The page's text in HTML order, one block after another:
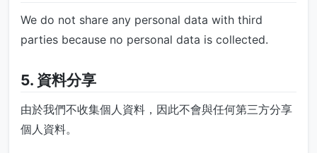
We do not share any personal data with third
parties because no personal data is collected.
5. 資料分享
由於我們不收集個人資料，因此不會與任何第三方分享
個人資料。